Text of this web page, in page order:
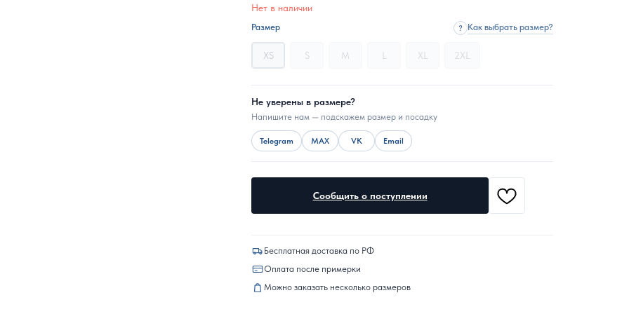
Нет в наличии
Размер ? Как выбрать размер?
XS S M XL 2XL
Не уверены в размере?
Напишите нам — подскажем размер и посадку
Telegram MAX VK Email
Сообщить о поступлении
Бесплатная доставка по РФ
Оплата после примерки
Можно заказать несколько размеров